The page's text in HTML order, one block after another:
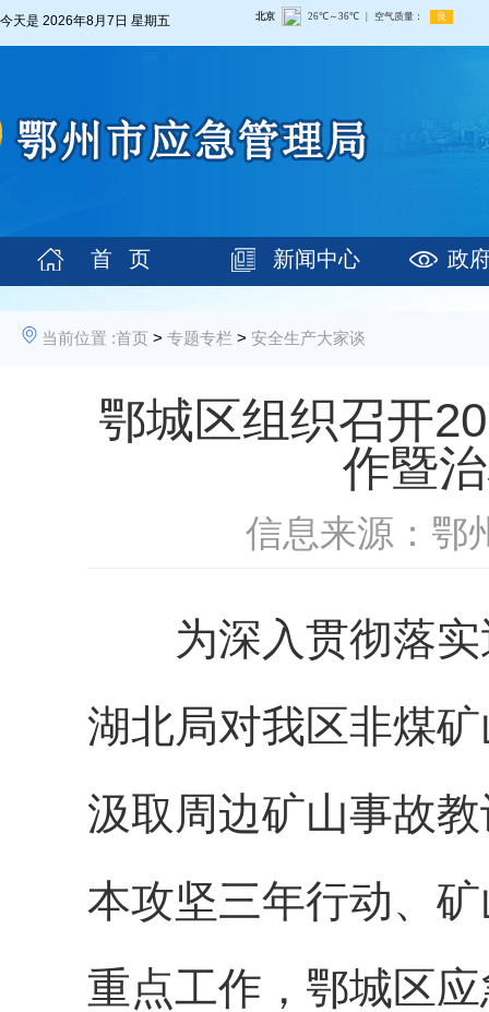
今天是 2026年8月7日 星期五
首 页 新闻中心 政
当前位置 :首页 > 专题专栏 > 安全生产大家谈
鄂城区组织召开
作暨
信息来源：鄂
为深入贯彻落实
湖北局对我区非煤
汲取周边矿山事故
本攻坚三年行动、
重点工作，鄂城区